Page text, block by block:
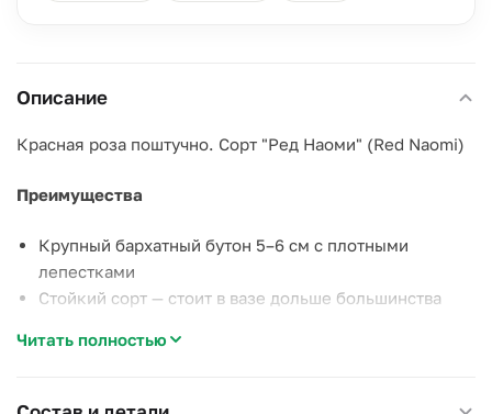
Описание
Красная роза поштучно. Сорт "Ред Наоми" (Red Naomi)
Преимущества
Крупный бархатный бутон 5–6 см с плотными
лепестками
Стойкий сорт — стоит в вазе дольше большинства
Стабильное плантационное качество круглый год
Читать полностью